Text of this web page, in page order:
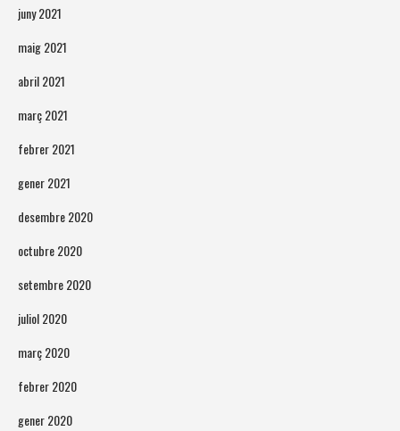
juny 2021
maig 2021
abril 2021
març 2021
febrer 2021
gener 2021
desembre 2020
octubre 2020
setembre 2020
juliol 2020
març 2020
febrer 2020
gener 2020